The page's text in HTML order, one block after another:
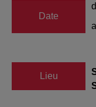
Date
Lieu